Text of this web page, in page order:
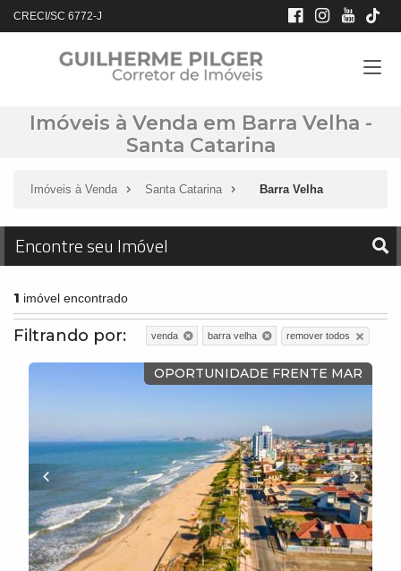
CRECI/SC 6772-J
Imóveis à Venda em Barra Velha -
Santa Catarina
Imóveis à Venda Santa Catarina Barra Velha
Encontre seu Imóvel
1 imóvel encontrado
Filtrando por: venda barra velha remover todos
OPORTUNIDADE FRENTE MAR